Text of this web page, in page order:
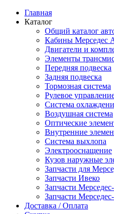
Главная
Каталог
Общий каталог
Кабины Мерседес
Двигатели и
Элементы
Передняя подвеска
Задняя подвеска
Тормозная сиcтема
Рулевое
Система
Воздушная система
Оптические
Внутренние
Система выхлопа
Электрооснащение
Кузов наружные
Запчасти для
Запчасти Ивеко
Запчасти
Запчасти
Доставка / Оплата